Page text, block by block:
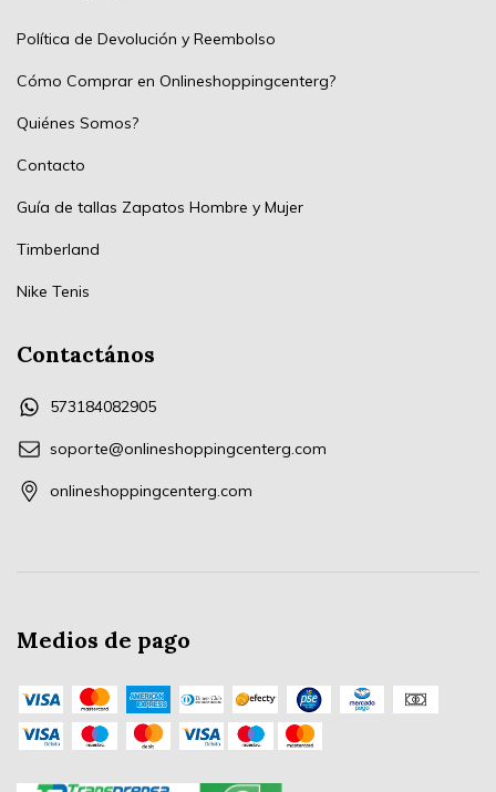
Política de Devolución y Reembolso
Cómo Comprar en Onlineshoppingcenterg?
Quiénes Somos?
Contacto
Guía de tallas Zapatos Hombre y Mujer
Timberland
Nike Tenis
Contactános
573184082905
soporte@onlineshoppingcenterg.com
onlineshoppingcenterg.com
Medios de pago